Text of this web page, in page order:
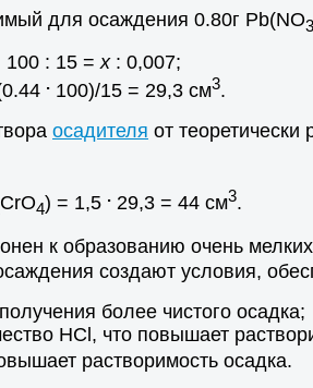
для осаждения 0.80г Pb(NO3
100 : 15 =х: 0,007;
.100)/15 = 29,3 см3.
осадителя от теоретически
CrO4) = 1,5 .29,3 = 44 см3.
к образованию очень
создают условия,
более чистого осадка;
НСl, что повышает
растворимость осадка.